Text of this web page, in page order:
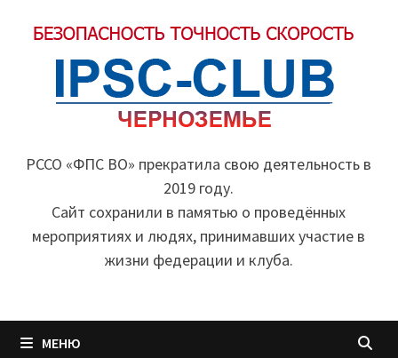
содержимому
РССО «ФПС ВО» прекратила свою деятельность в
2019 году.
Cайт сохранили в памятью о проведённых
мероприятиях и людях, принимавших участие в
жизни федерации и клуба.
МЕНЮ